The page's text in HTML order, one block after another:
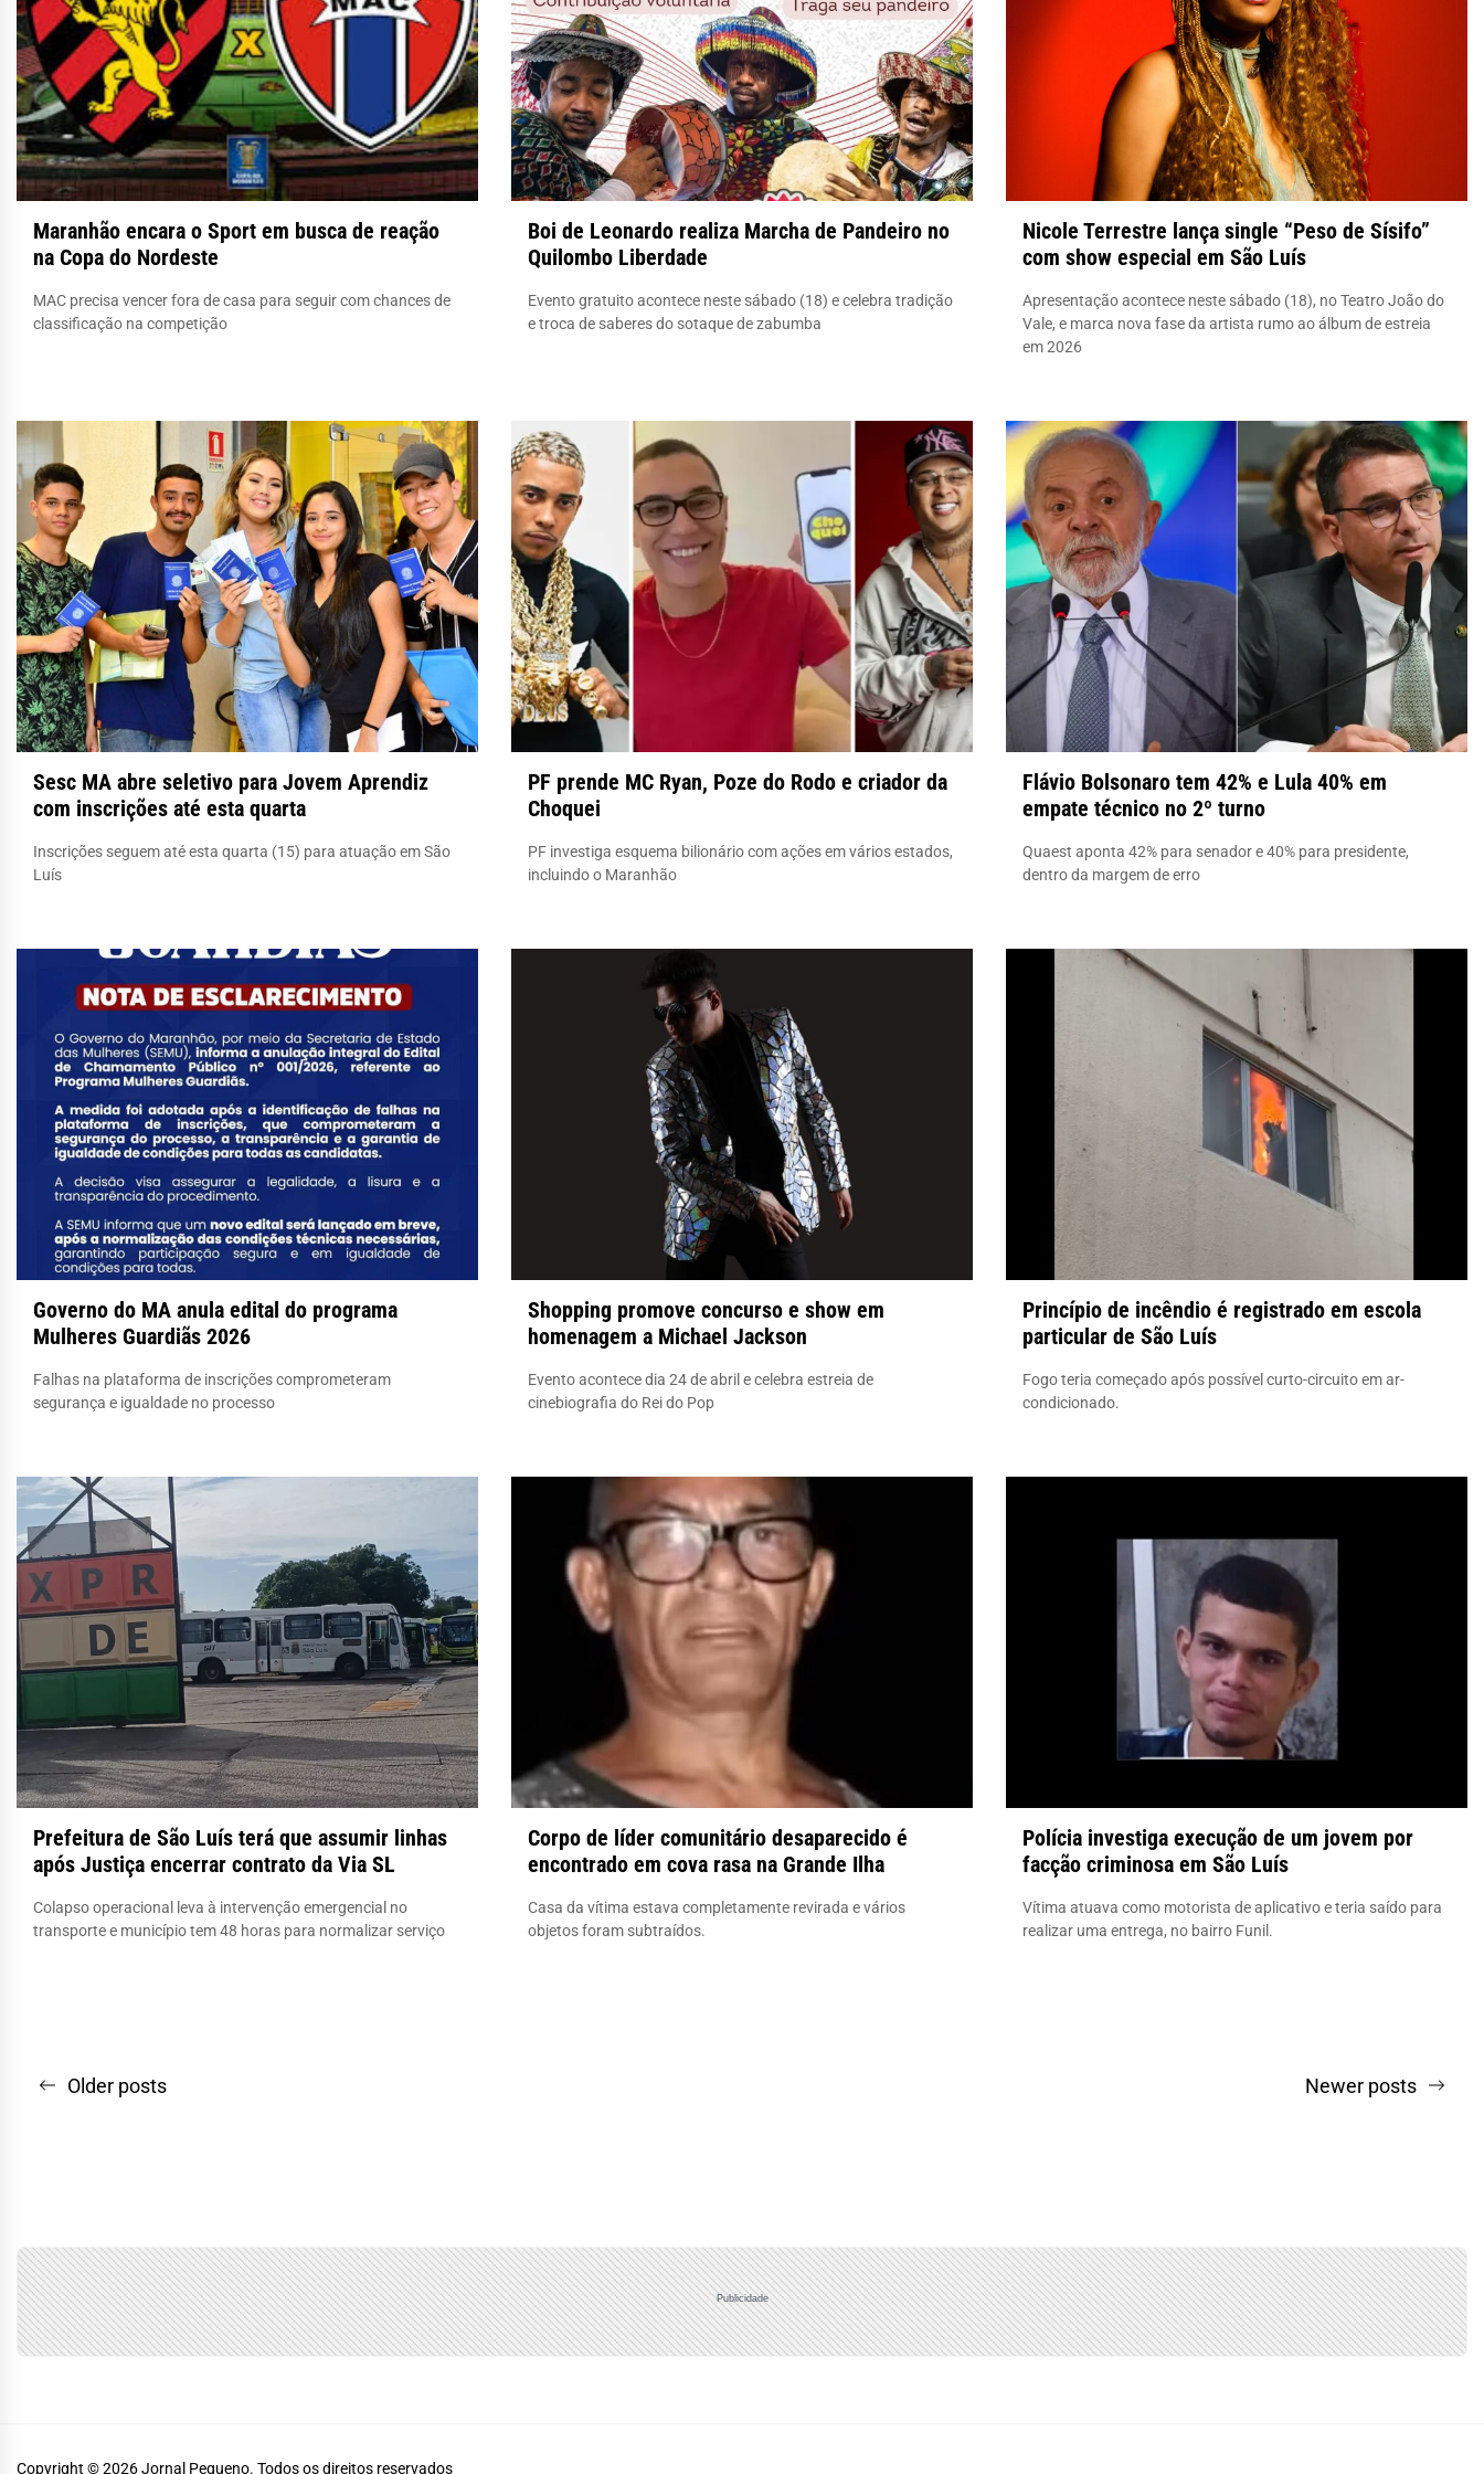
Maranhão encara o Sport em busca de reação
na Copa do Nordeste
MAC precisa vencer fora de casa para seguir com chances de
classificação na competição
Boi de Leonardo realiza Marcha de Pandeiro no
Quilombo Liberdade
Evento gratuito acontece neste sábado (18) e celebra tradição
e troca de saberes do sotaque de zabumba
Nicole Terrestre lança single “Peso de Sísifo”
com show especial em São Luís
Apresentação acontece neste sábado (18), no Teatro João do
Vale, e marca nova fase da artista rumo ao álbum de estreia
em 2026
Sesc MA abre seletivo para Jovem Aprendiz
com inscrições até esta quarta
Inscrições seguem até esta quarta (15) para atuação em São
Luís
PF prende MC Ryan, Poze do Rodo e criador da
Choquei
PF investiga esquema bilionário com ações em vários estados,
incluindo o Maranhão
Flávio Bolsonaro tem 42% e Lula 40% em
empate técnico no 2º turno
Quaest aponta 42% para senador e 40% para presidente,
dentro da margem de erro
Governo do MA anula edital do programa
Mulheres Guardiãs 2026
Falhas na plataforma de inscrições comprometeram
segurança e igualdade no processo
Shopping promove concurso e show em
homenagem a Michael Jackson
Evento acontece dia 24 de abril e celebra estreia de
cinebiografia do Rei do Pop
Princípio de incêndio é registrado em escola
particular de São Luís
Fogo teria começado após possível curto-circuito em ar-
condicionado.
Prefeitura de São Luís terá que assumir linhas
após Justiça encerrar contrato da Via SL
Colapso operacional leva à intervenção emergencial no
transporte e município tem 48 horas para normalizar serviço
Corpo de líder comunitário desaparecido é
encontrado em cova rasa na Grande Ilha
Casa da vítima estava completamente revirada e vários
objetos foram subtraídos.
Polícia investiga execução de um jovem por
facção criminosa em São Luís
Vítima atuava como motorista de aplicativo e teria saído para
realizar uma entrega, no bairro Funil.
Navegação
Older posts Newer posts
Publicidade
Copyright © 2026Jornal Pequeno. Todos os direitos reservados